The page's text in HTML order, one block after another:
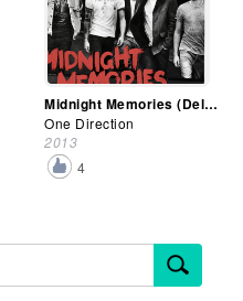
Midnight Memories (Deluxe Edition)
One Direction
2013
4